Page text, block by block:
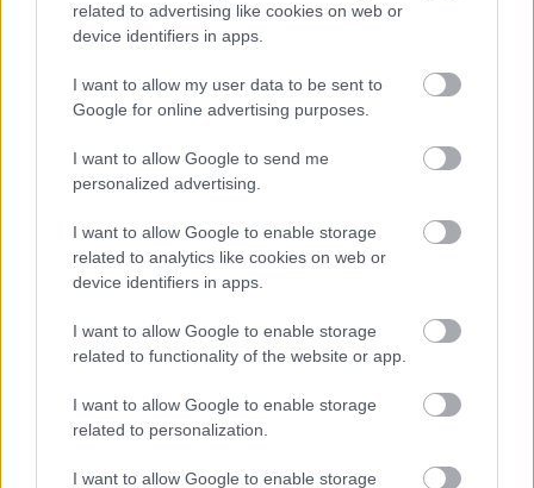
related to advertising like cookies on web or
device identifiers in apps.
I want to allow my user data to be sent to
Google for online advertising purposes.
I want to allow Google to send me
personalized advertising.
I want to allow Google to enable storage
related to analytics like cookies on web or
device identifiers in apps.
I want to allow Google to enable storage
related to functionality of the website or app.
I want to allow Google to enable storage
related to personalization.
I want to allow Google to enable storage
Rusznyák Csaba •2014. április 01.
A kormányzónak igaza volt. Nincs béke, nincs
együttélés, nincs megnyugvás, nincs happy end.
Nincs, és nem is lehet, mert ez a világ nem arról szól.
Sőt, maga az ember sem arról szól. Egy fegyveres, a
rothadó zombikkal teli posztapokalipszist járó, ölő-
Kocsmapult: Szuperhősválság, 2. rész
(A cikk első része itt található.) Bár a múltkori
„siránkozással” ellentétben a mostani írásnak az a
célja, hogy rámutasson az érem másik oldalára,
lehetőségekre és reményére, azért ahhoz, hogy